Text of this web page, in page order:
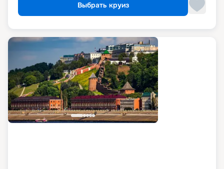
Выбрать круиз